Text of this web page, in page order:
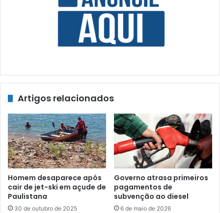
Artigos relacionados
Homem desaparece após
cair de jet-ski em açude de
Paulistana
30 de outubro de 2025
Governo atrasa primeiros
pagamentos de
subvenção ao diesel
6 de maio de 2026